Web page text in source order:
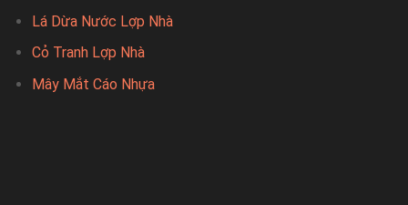
Lá Dừa Nước Lợp Nhà
Cỏ Tranh Lợp Nhà
Mây Mắt Cáo Nhựa